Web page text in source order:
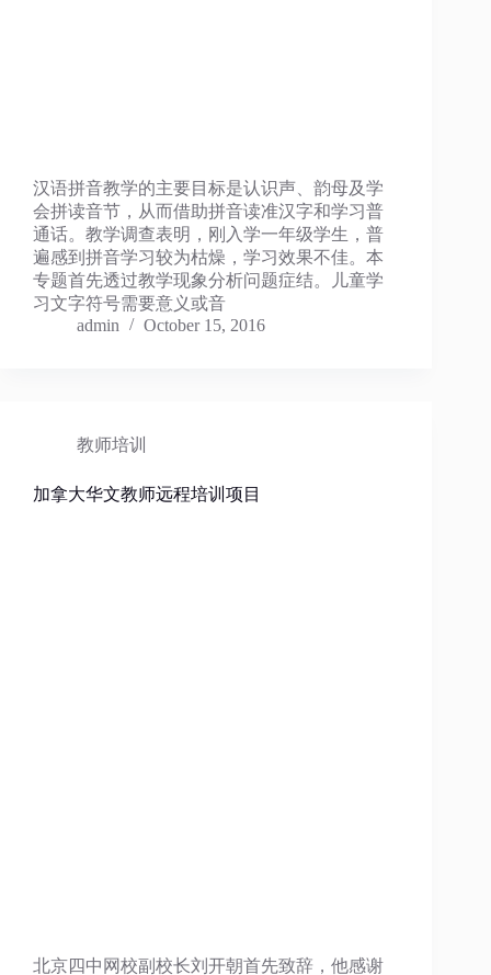
汉语拼音教学的主要目标是认识声、韵母及学
会拼读音节，从而借助拼音读准汉字和学习普
通话。教学调查表明，刚入学一年级学生，普
遍感到拼音学习较为枯燥，学习效果不佳。本
专题首先透过教学现象分析问题症结。儿童学
习文字符号需要意义或音
admin
October 15, 2016
教师培训
加拿大华文教师远程培训项目
北京四中网校副校长刘开朝首先致辞，他感谢